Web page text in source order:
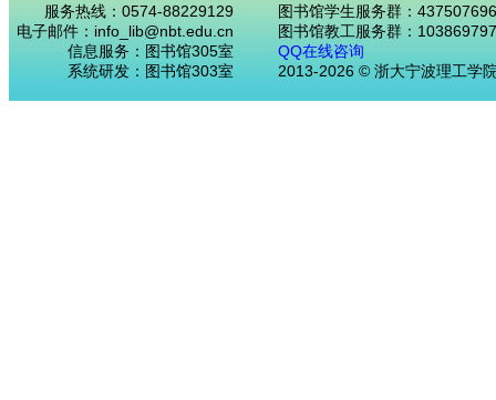
服务热线：0574-88229129
电子邮件：info_lib@nbt.edu.cn
信息服务：图书馆305室
系统研发：图书馆303室
图书馆学生服务群：437507696
图书馆教工服务群：
QQ在线咨询
2013-2026 © 浙大宁波理工学